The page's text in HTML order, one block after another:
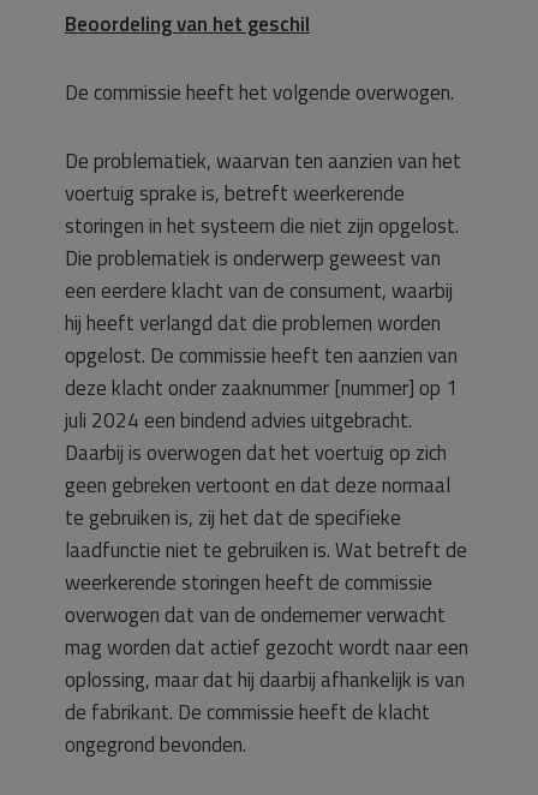
Beoordeling van het geschil
De commissie heeft het volgende overwogen.
De problematiek, waarvan ten aanzien van het
voertuig sprake is, betreft weerkerende
storingen in het systeem die niet zijn opgelost.
Die problematiek is onderwerp geweest van
een eerdere klacht van de consument, waarbij
hij heeft verlangd dat die problemen worden
opgelost. De commissie heeft ten aanzien van
deze klacht onder zaaknummer [nummer] op 1
juli 2024 een bindend advies uitgebracht.
Daarbij is overwogen dat het voertuig op zich
geen gebreken vertoont en dat deze normaal
te gebruiken is, zij het dat de specifieke
laadfunctie niet te gebruiken is. Wat betreft de
weerkerende storingen heeft de commissie
overwogen dat van de ondernemer verwacht
mag worden dat actief gezocht wordt naar een
oplossing, maar dat hij daarbij afhankelijk is van
de fabrikant. De commissie heeft de klacht
ongegrond bevonden.